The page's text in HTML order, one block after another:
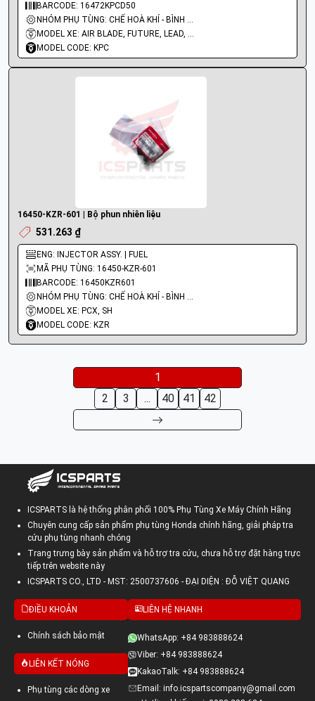
BARCODE: 16472KPCD50
NHÓM PHỤ TÙNG: CHẾ HOÀ KHÍ - BÌNH XĂNG CON - BƠM XĂNG
MODEL XE: AIR BLADE, FUTURE, LEAD, PCX, SH, SH MODE, VISION
MODEL CODE: KPC
16450-KZR-601 | Bộ phun nhiên liệu
531.263 ₫
ENG: INJECTOR ASSY. | FUEL
MÃ PHỤ TÙNG: 16450-KZR-601
BARCODE: 16450KZR601
NHÓM PHỤ TÙNG: CHẾ HOÀ KHÍ - BÌNH XĂNG CON - BƠM XĂNG
MODEL XE: PCX, SH
MODEL CODE: KZR
1
2
3 ... 40 41 42
ICSPARTS là hệ thống phân phối 100% Phụ Tùng Xe Máy Chính Hãng
Chuyên cung cấp sản phẩm phụ tùng Honda chính hãng, giải pháp tra
cứu phụ tùng nhanh chóng
Trang trưng bày sản phẩm và hỗ trợ tra cứu, chưa hỗ trợ đặt hàng trực
tiếp trên website này
ICSPARTS CO., LTD - MST: 2500737606 - ĐẠI DIỆN : ĐỖ VIỆT QUANG
ĐIỀU KHOẢN
Chính sách bảo mật
LIÊN KẾT NÓNG
Phụ tùng các dòng xe
LIÊN HỆ NHANH
WhatsApp: +84 983888624
Viber: +84 983888624
KakaoTalk: +84 983888624
Email: info.icspartscompany@gmail.com